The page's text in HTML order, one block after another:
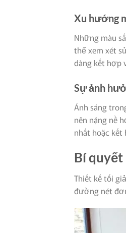
Xu hướng
Những màu
thể xem xét
dàng kết hợp
Sự ảnh
Ánh sáng
nên nặng nề
nhất hoặc kết
Bí
Thiết kế tối
đường nét